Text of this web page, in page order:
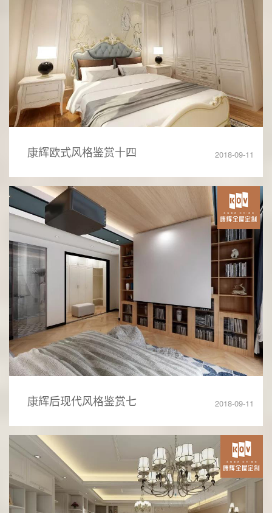
康辉欧式风格鉴赏十四 2018-09-11
康辉后现代风格鉴赏七 2018-09-11